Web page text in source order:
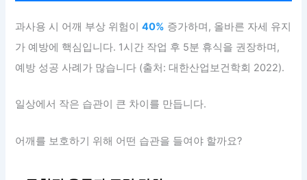
과사용 시 어깨 부상 위험이40% 증가하며, 올바른 자세 유지
가 예방에 핵심입니다. 1시간 작업 후 5분 휴식을 권장하며,
예방 성공 사례가 많습니다 (출처: 대한산업보건학회 2022).
일상에서 작은 습관이 큰 차이를 만듭니다.
어깨를 보호하기 위해 어떤 습관을 들여야 할까요?